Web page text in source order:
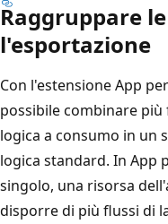
Raggruppare
l'esportazione
Con l'estensione App
possibile combinare
logica a consumo in un
logica standard. In App
singolo, una risorsa
disporre di più flussi di